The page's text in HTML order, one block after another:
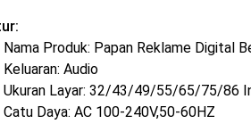
Nama Produk: Papan Reklame Digital
Keluaran: Audio
Ukuran Layar: 32/43/49/55/65/75/86
Catu Daya: AC 100-240V,50-60HZ